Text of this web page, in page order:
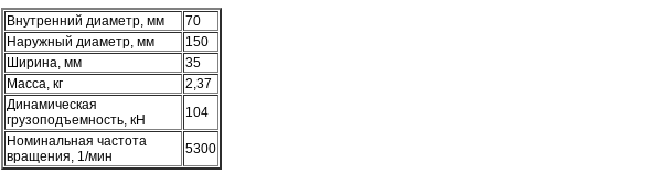
Внутренний диаметр, мм
70
Наружный диаметр, мм
150
Ширина, мм
35
Масса, кг
2,37
Динамическая
грузоподъемность, кН
104
Номинальная частота
вращения, 1/мин
5300